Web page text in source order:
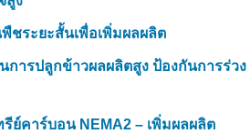
ชระยะสั้นเพื่อเพิ่มผลผลิต
การปลูกข้าวผลผลิตสูง ป้องกันการร่วง
ย์คาร์บอน NEMA2 – เพิ่มผลผลิต